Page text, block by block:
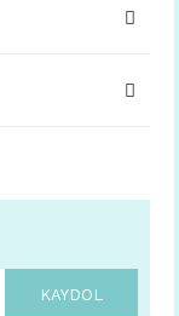
KAYDOL